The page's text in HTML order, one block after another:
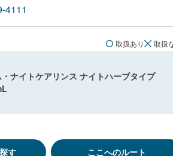
4111
取扱あり 取扱
・ナイトケアリンス ナイトハーブタイプ
す ここへのルート